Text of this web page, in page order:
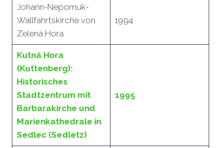
Johann-Nepomuk-
Wallfahrtskirche von
Zelená Hora
1994
Kutná Hora
(Kuttenberg):
Historisches
Stadtzentrum mit
Barbarakirche und
Marienkathedrale in
Sedlec (Sedletz)
1995